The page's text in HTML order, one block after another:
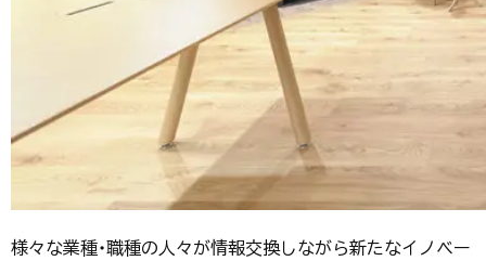
様々な業種・職種の人々が情報交換しながら新たなイノベー